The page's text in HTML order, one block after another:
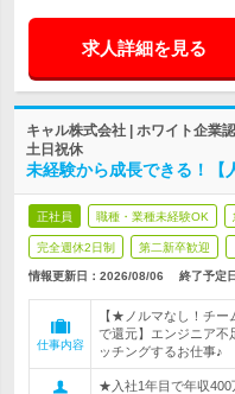
求人詳細を見る
キャル株式会社 | ホワイト企業
土日祝休
未経験から成長できる！【
正社員 職種・業種未経験OK
完全週休2日制 第二新卒歓迎
情報更新日：2026/08/06 終了予定
仕事内容
【★ノルマなし！チ
で還元】エンジニア不
ッチングするお仕事♪
★入社1年目で年収